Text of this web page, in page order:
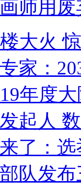
师用
楼大火
家：
年度
起人
了：
队发